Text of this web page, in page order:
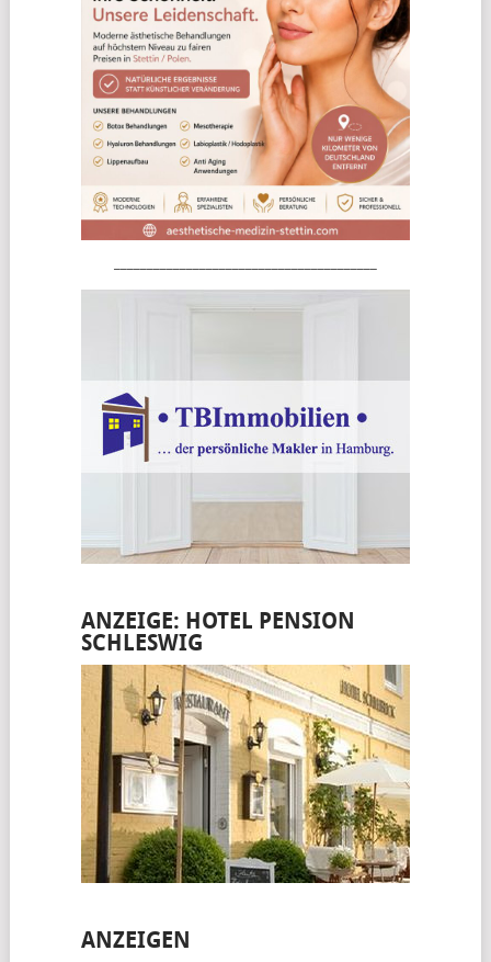
ANZEIGE: HOTEL PENSION
SCHLESWIG
ANZEIGEN